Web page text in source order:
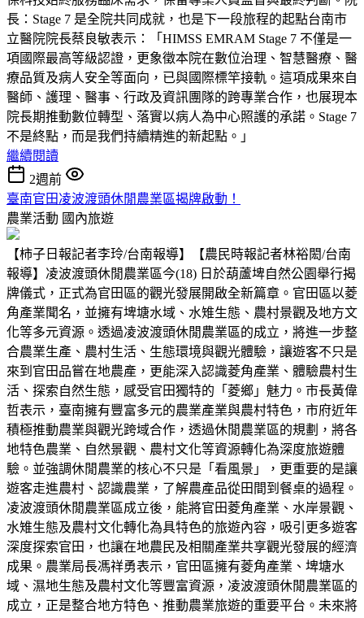
長：Stage 7 是全院共同成就，也是下一段旅程的起點台南市
立醫院院長蔡良敏表示：「HIMSS EMRAM Stage 7 不僅是一
項國際最高等級認證，更象徵本院在數位治理、智慧醫療、醫
療品質及病人安全等面向，已與國際標竿接軌。這項成果來自
醫師、護理、醫事、行政及資訊團隊的跨專業合作，也展現本
院長期推動數位轉型、落實以病人為中心照護的承諾。Stage 7
不是終點，而是我們持續精進的新起點。」
繼續閱讀
2週前
臺南官田凌波渡頭休閒農業區揭牌啟動！
農業活動 國內旅遊
【柿子日報記者李玲/台南報導】【農民時報記者林裕閎/台南
報導】凌波渡頭休閒農業區今(18) 日於葫蘆埤自然公園舉行揭
牌儀式，正式為官田區的觀光發展開啟全新篇章。官田區以菱
角產業聞名，並擁有埤塘水域、水雉生態、農村景觀及地方文
化等多元資源。透過凌波渡頭休閒農業區的成立，將進一步整
合農業生產、農村生活、生態環境與觀光體驗，讓遊客不只是
來到官田品嘗在地農產，更能深入認識菱角產業、體驗農村生
活、探索自然生態，感受官田獨特的「菱鄉」魅力。市長黃偉
哲表示，臺南擁有豐富多元的農業產業與農村特色，市府近年
積極推動農業與觀光跨域合作，透過休閒農業區的規劃，將各
地特色農業、自然景觀、農村文化等資源轉化為深度旅遊體
驗。並強調休閒農業的核心不只是「看風景」，更重要的是讓
遊客走進農村、認識農業，了解農產品從田間到餐桌的過程。
凌波渡頭休閒農業區成立後，能將官田菱角產業、水岸景觀、
水雉生態及農村文化轉化為具特色的旅遊內容，吸引更多遊客
深度探索官田，也讓在地農民及相關產業共享觀光發展的經濟
成果。農業局長馮祥勇表示，官田區擁有菱角產業、埤塘水
域、濕地生態及農村文化等豐富資源，凌波渡頭休閒農業區的
成立，正是整合地方特色、推動農業旅遊的重要平台。未來將